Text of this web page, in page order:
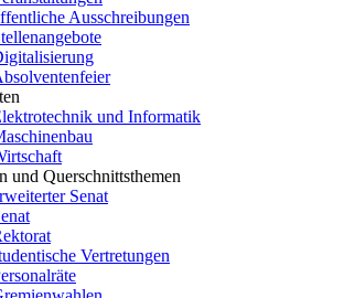
Ausschreibungen
und Informatik
und Querschnittsthemen
Senat
Vertretungen